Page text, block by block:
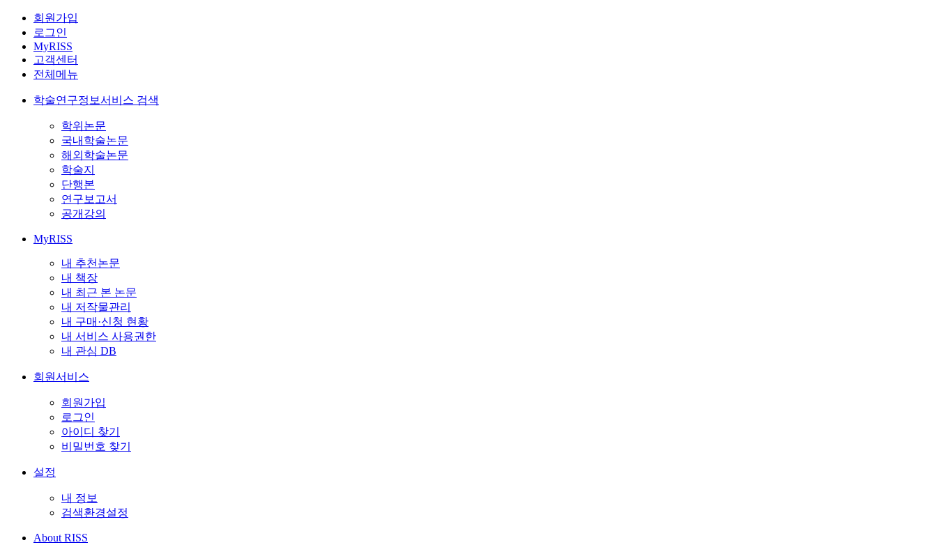
회원가입
로그인
MyRISS
고객센터
전체메뉴
학술연구정보서비스 검색
학위논문
국내학술논문
해외학술논문
학술지
단행본
연구보고서
공개강의
MyRISS
내 추천논문
내 책장
내 최근 본 논문
내 저작물관리
내 구매·신청 현황
내 서비스 사용권한
내 관심 DB
회원서비스
회원가입
로그인
아이디 찾기
비밀번호 찾기
설정
내 정보
검색환경설정
About RISS